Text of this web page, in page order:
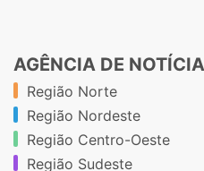
AGÊNCIA DE
Região Norte
Região Nordeste
Região Centro-Oeste
Região Sudeste